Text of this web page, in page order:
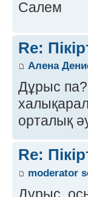
Салем
Re:
Алена
Дұрыс па?
орталық
Re:
moderator
Дұрыс,